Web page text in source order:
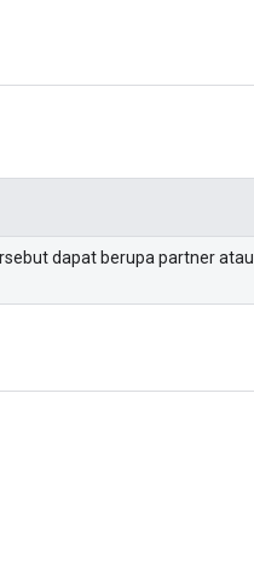
dapat berupa partner atau